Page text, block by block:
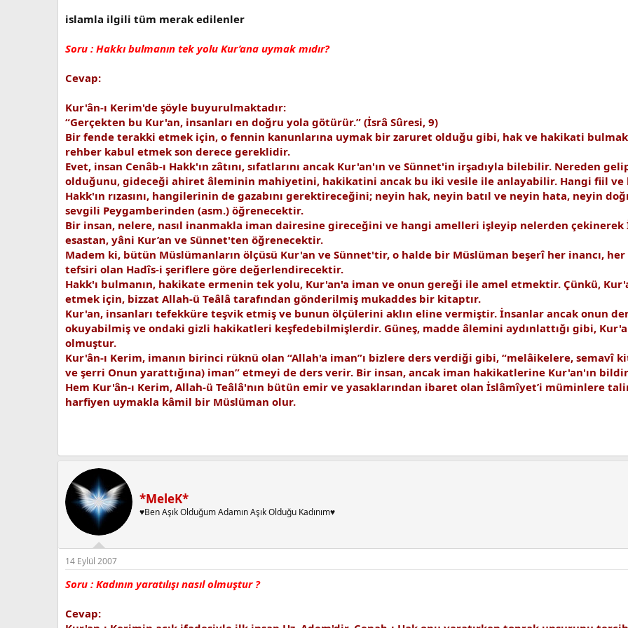
islamla ilgili tüm merak edilenler
Soru : Hakkı bulmanın tek yolu Kur’ana uymak mıdır?
Cevap:
Kur'ân-ı Kerim'de şöyle buyurulmaktadır:
“Gerçekten bu Kur'an, insanları en doğru yola götürür.” (İsrâ Sûresi, 9)
Bir fende terakki etmek için, o fennin kanunlarına uymak bir zaruret olduğu gibi, hak ve hakikati
rehber kabul etmek son derece gereklidir.
Evet, insan Cenâb-ı Hakk'ın zâtını, sıfatlarını ancak Kur'an'ın ve Sünnet'in irşadıyla bilebilir. Nereden
olduğunu, gideceği ahiret âleminin mahiyetini, hakikatini ancak bu iki vesile ile anlayabilir. Hangi fiil ve
Hakk'ın rızasını, hangilerinin de gazabını gerektireceğini; neyin hak, neyin batıl ve neyin hata, neyin
sevgili Peygamberinden (asm.) öğrenecektir.
Bir insan, nelere, nasıl inanmakla iman dairesine gireceğini ve hangi amelleri işleyip nelerden çekinerek
esastan, yâni Kur’an ve Sünnet'ten öğrenecektir.
Madem ki, bütün Müslümanların ölçüsü Kur'an ve Sünnet'tir, o halde bir Müslüman beşerî her inancı,
tefsiri olan Hadîs-i şeriflere göre değerlendirecektir.
Hakk'ı bulmanın, hakikate ermenin tek yolu, Kur'an'a iman ve onun gereği ile amel etmektir. Çünkü,
etmek için, bizzat Allah-ü Teâlâ tarafından gönderilmiş mukaddes bir kitaptır.
Kur'an, insanları tefekküre teşvik etmiş ve bunun ölçülerini aklın eline vermiştir. İnsanlar ancak onun
okuyabilmiş ve ondaki gizli hakikatleri keşfedebilmişlerdir. Güneş, madde âlemini aydınlattığı gibi,
olmuştur.
Kur'ân-ı Kerim, imanın birinci rüknü olan “Allah'a iman”ı bizlere ders verdiği gibi, “melâikelere, semavî
ve şerri Onun yarattığına) iman” etmeyi de ders verir. Bir insan, ancak iman hakikatlerine Kur'an'ın
Hem Kur'ân-ı Kerim, Allah-ü Teâlâ'nın bütün emir ve yasaklarından ibaret olan İslâmîyet’i müminlere
harfiyen uymakla kâmil bir Müslüman olur.
*MeleK*
♥Ben Aşık Olduğum Adamın Aşık Olduğu Kadınım♥
14 Eylül 2007
Soru : Kadının yaratılışı nasıl olmuştur ?
Cevap: